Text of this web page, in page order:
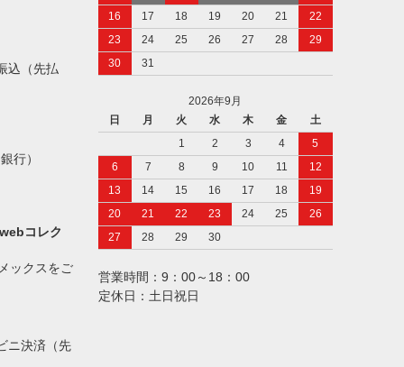
込（先払
行）
コレク
ックスをご
ニ決済（先
16
17 18 19 20 21
22
23
24 25 26 27 28
29
30
31
2026年9月
日
月 火 水 木 金
土
1
2 3 4
5
6
7 8 9 10 11
12
13
14 15 16 17 18
19
20
21 22 23 24 25
26
27
28 29 30
営業時間：9：00～18：00
定休日：土日祝日